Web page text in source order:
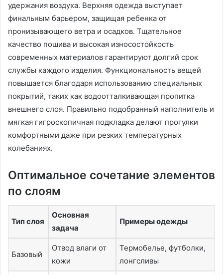
удержания воздуха. Верхняя одежда выступает
финальным барьером, защищая ребенка от
пронизывающего ветра и осадков. Тщательное
качество пошива и высокая износостойкость
современных материалов гарантируют долгий срок
службы каждого изделия. Функциональность вещей
повышается благодаря использованию специальных
покрытий, таких как водоотталкивающая пропитка
внешнего слоя. Правильно подобранный наполнитель и
мягкая гигроскопичная подкладка делают прогулки
комфортными даже при резких температурных
колебаниях.
Оптимальное сочетание элементов
по слоям
Тип слоя
Основная
задача
Примеры одежды
Базовый
Отвод влаги от
кожи
Термобелье, футболки,
лонгсливы